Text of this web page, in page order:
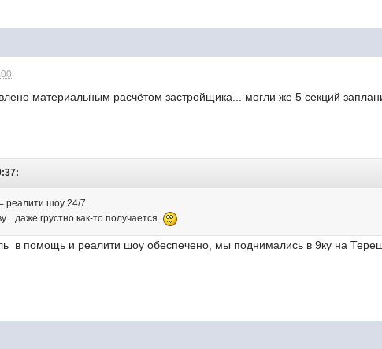
материальным расчётом застройщика... могли же 5 секций
реалити шоу 24/7.
даже грустно как-то получается.
в помощь и реалити шоу обеспечено, мы поднимались в 9ку на